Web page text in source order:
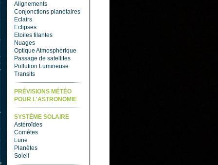
Alignements
Conjonctions planétaires
Eclairs
Eclipses
Etoiles filantes
Nuages
Optique Atmosphérique
Passage de satellites
Pollution Lumineuse
Transits
PRÉVISIONS MÉTÉO
POUR L'ASTRONOMIE
SYSTÈME SOLAIRE
Astéroïdes
Comètes
Lune
Planètes
Soleil